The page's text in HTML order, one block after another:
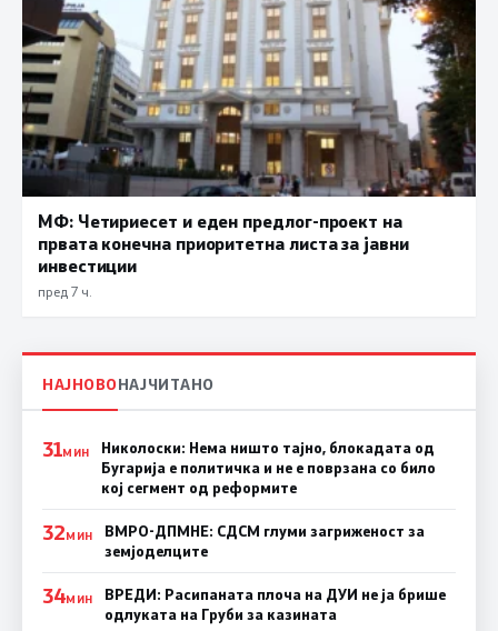
МФ: Четириесет и еден предлог-проект на
првата конечна приоритетна листа за јавни
инвестиции
пред 7 ч.
НАЈНОВОНАЈЧИТАНО
31МИН
Николоски: Нема ништо тајно, блокадата од
Бугарија е политичка и не е поврзана со било
кој сегмент од реформите
32МИН
ВМРО-ДПМНЕ: СДСМ глуми загриженост за
земјоделците
34МИН
ВРЕДИ: Расипаната плоча на ДУИ не ја брише
одлуката на Груби за казината